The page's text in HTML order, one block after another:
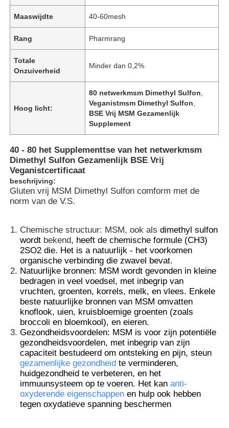
Thuis
Producten
Maaswijdte 40-60mesh
Rang Pharmrang
Totale
Onzuiverheid
Minder dan 0,2%
Hoog licht:
80 netwerkmsm Dimethyl Sulfon
Veganistmsm Dimethyl Sulfon
BSE Vrij MSM Gezamenlijk
Supplement
40 - 80 het Supplementtse van het netwerkmsm
Dimethyl Sulfon Gezamenlijk BSE Vrij
Veganistcertificaat
beschrijving:
Gluten vrij MSM Dimethyl Sulfon comform met de
norm van de V.S.
Chemische structuur: MSM, ook alsdimethyl sulfon
wordt bekend, heeft de chemische formule (CH3)
2SO2 die. Het is a natuurlijk - het voorkomen
organische verbinding die zwavel bevat.
Natuurlijke bronnen: MSM wordt gevonden in kleine
bedragen in veel voedsel, met inbegrip van
vruchten, groenten, korrels, melk, en vlees. Enkele
beste natuurlijke bronnen van MSM omvatten
knoflook, uien, kruisbloemige groenten (zoals
broccoli en bloemkool), en eieren.
Gezondheidsvoordelen: MSM is voor zijn potentiële
gezondheidsvoordelen, met inbegrip van zijn
capaciteit bestudeerd om ontsteking en pijn, steun
gezamenlijke gezondheid te verminderen,
huidgezondheid te verbeteren, en het
immuunsysteem op te voeren. Het kananti-
oxyderende eigenschappen en hulp ook hebben
tegen oxydatieve spanning beschermen